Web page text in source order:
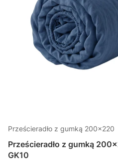
Prześcieradło z gumką 200x220
Prześcieradło z gumką
GK10